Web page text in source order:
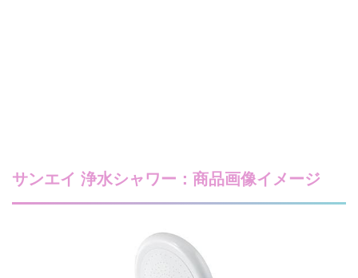
サンエイ 浄水シャワー：商品画像イメージ